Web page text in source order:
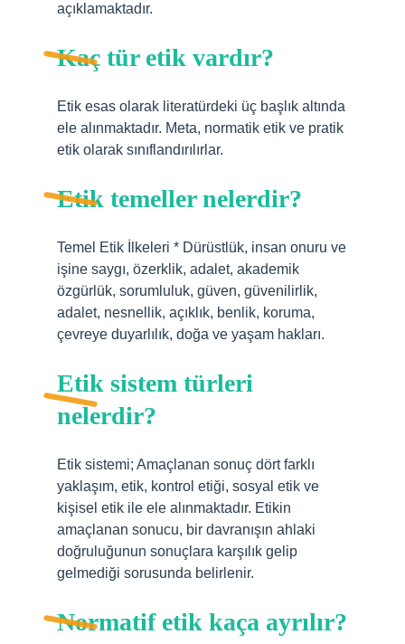
açıklamaktadır.
Kaç tür etik vardır?
Etik esas olarak literatürdeki üç başlık altında
ele alınmaktadır. Meta, normatik etik ve pratik
etik olarak sınıflandırılırlar.
Etik temeller nelerdir?
Temel Etik İlkeleri * Dürüstlük, insan onuru ve
işine saygı, özerklik, adalet, akademik
özgürlük, sorumluluk, güven, güvenilirlik,
adalet, nesnellik, açıklık, benlik, koruma,
çevreye duyarlılık, doğa ve yaşam hakları.
Etik sistem türleri
nelerdir?
Etik sistemi; Amaçlanan sonuç dört farklı
yaklaşım, etik, kontrol etiği, sosyal etik ve
kişisel etik ile ele alınmaktadır. Etikin
amaçlanan sonucu, bir davranışın ahlaki
doğruluğunun sonuçlara karşılık gelip
gelmediği sorusunda belirlenir.
Normatif etik kaça ayrılır?